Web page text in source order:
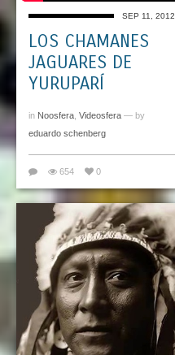
SEP 11, 2012
LOS CHAMANES
JAGUARES DE
YURUPARÍ
in Noosfera Videosfera — by
eduardo schenberg
654 0